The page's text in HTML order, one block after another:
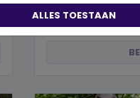
terechtkomt. Of je nu
ALLES TOESTAAN